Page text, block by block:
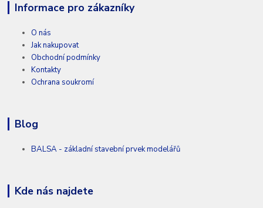
Informace pro zákazníky
O nás
Jak nakupovat
Obchodní podmínky
Kontakty
Ochrana soukromí
Blog
BALSA - základní stavební prvek modelářů
Kde nás najdete